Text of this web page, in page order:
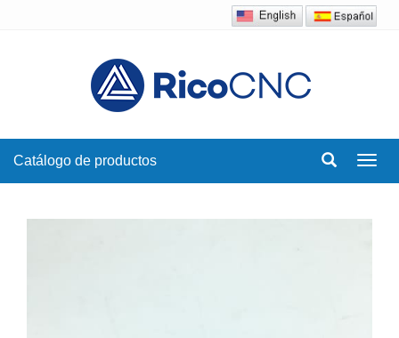
Catálogo de productos